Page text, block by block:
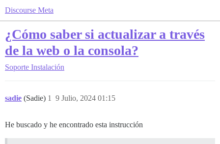
Discourse Meta
¿Cómo saber si actualizar a través
de la web o la consola?
Soporte Instalación
sadie (Sadie) 9 Julio, 2024 01:15
1
He buscado y he encontrado esta instrucción